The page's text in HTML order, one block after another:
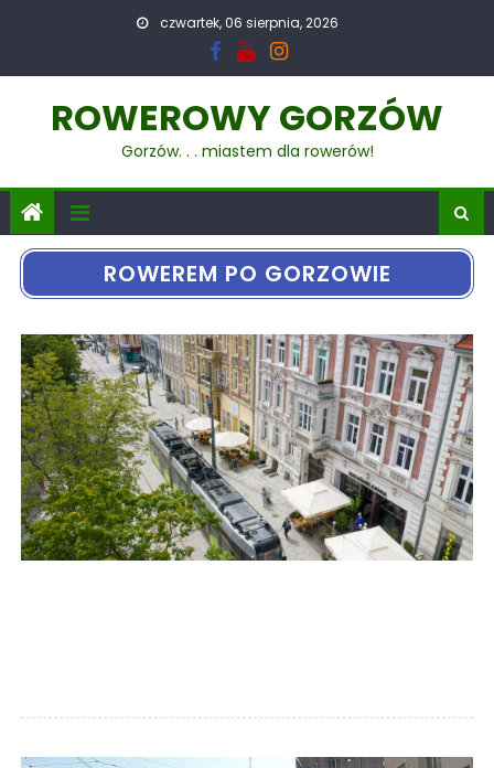
czwartek, 06 sierpnia, 2026
ROWEROWY GORZÓW
Gorzów. . . miastem dla rowerów!
ROWEREM PO GORZOWIE